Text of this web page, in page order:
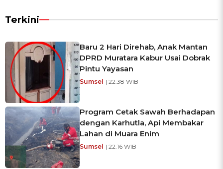
Terkini
Baru 2 Hari Direhab, Anak Mantan
DPRD Muratara Kabur Usai Dobrak
Pintu Yayasan
Sumsel | 22:38 WIB
Program Cetak Sawah Berhadapan
dengan Karhutla, Api Membakar
Lahan di Muara Enim
Sumsel | 22:16 WIB